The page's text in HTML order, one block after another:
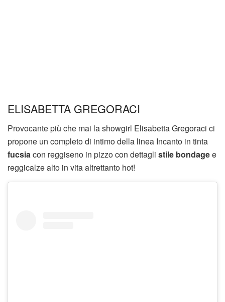
ELISABETTA GREGORACI
Provocante più che mai la showgirl Elisabetta Gregoraci ci
propone un completo di intimo della linea Incanto in tinta
fucsiacon reggiseno in pizzo con dettagli stile bondagee
reggicalze alto in vita altrettanto hot!